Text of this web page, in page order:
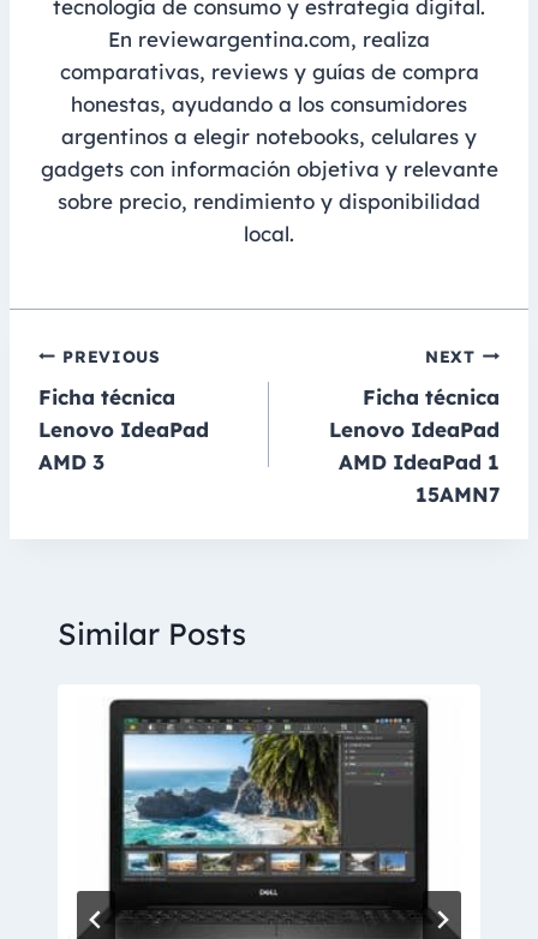
tecnología de consumo y estrategia digital.
En reviewargentina.com, realiza
comparativas, reviews y guías de compra
honestas, ayudando a los consumidores
argentinos a elegir notebooks, celulares y
gadgets con información objetiva y relevante
sobre precio, rendimiento y disponibilidad
local.
Navegación
de
entradas
PREVIOUS
Ficha técnica
Lenovo IdeaPad
AMD 3
NEXT
Ficha técnica
Lenovo IdeaPad
AMD IdeaPad 1
15AMN7
Similar Posts